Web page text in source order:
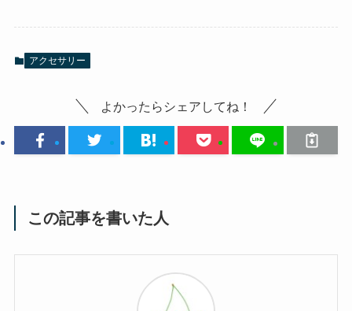
アクセサリー
よかったらシェアしてね！
この記事を書いた人